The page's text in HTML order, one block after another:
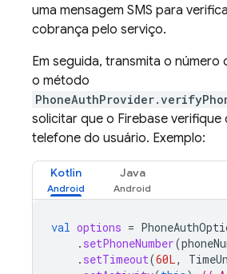
uma mensagem SMS para
cobrança pelo serviço.
Em seguida, transmita o número
o método
solicitar que o Firebase verifique
telefone do usuário. Exemplo:
Kotlin Java
val options =
. setPhoneNumber(
. setTimeout(60L,